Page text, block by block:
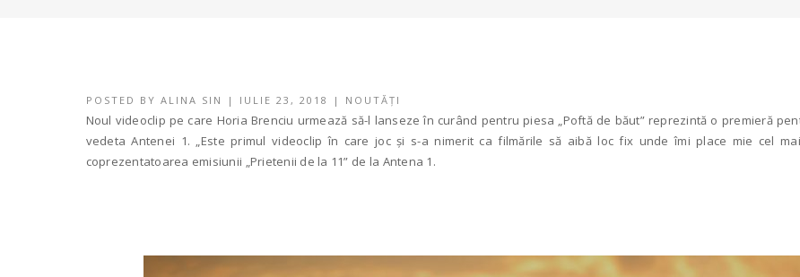
POSTED BY ALINA SIN | IULIE 23, 2018 | NOUTĂȚI
Noul videoclip pe care Horia Brenciu urmează să-l lanseze în curând pentru piesa „Poftă de băut” reprezintă o premieră
vedeta Antenei 1. „Este primul videoclip în care joc și s-a nimerit ca filmările să aibă loc fix unde îmi place mie cel
coprezentatoarea emisiunii „Prietenii de la 11” de la Antena 1.